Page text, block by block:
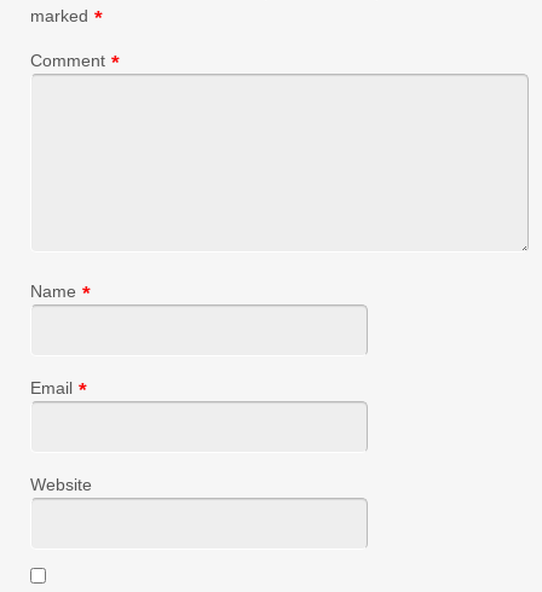
marked *
Comment *
Name *
Email *
Website